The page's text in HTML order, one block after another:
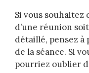
Si vous
d’une réunion
détaillé, pensez à
de la séance. Si
pourriez oublier